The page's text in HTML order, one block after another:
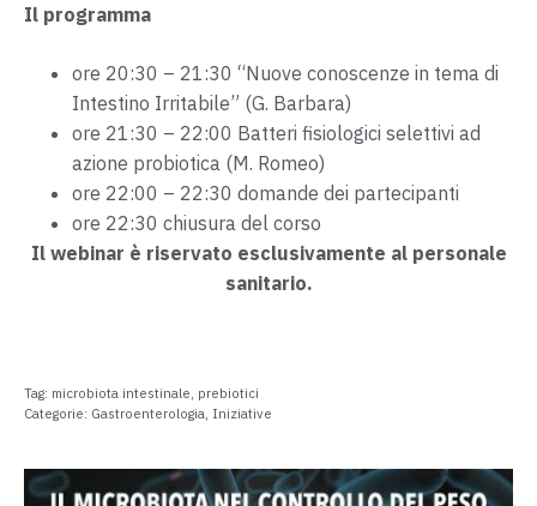
Il programma
ore 20:30 – 21:30 “Nuove conoscenze in tema di
Intestino Irritabile” (G. Barbara)
ore 21:30 – 22:00 Batteri fisiologici selettivi ad
azione probiotica (M. Romeo)
ore 22:00 – 22:30 domande dei partecipanti
ore 22:30 chiusura del corso
Il webinar è riservato esclusivamente al personale
sanitario.
Tag: microbiota intestinale, prebiotici
Categorie: Gastroenterologia, Iniziative